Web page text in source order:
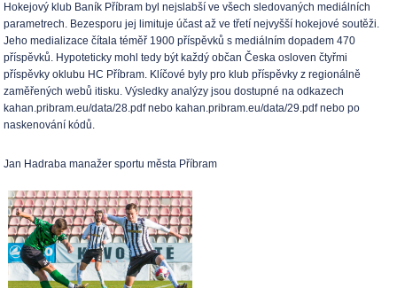
Hokejový klub Baník Příbram byl nejslabší ve všech sledovaných mediálních
parametrech. Bezesporu jej limituje účast až ve třetí nejvyšší hokejové soutěži.
Jeho medializace čítala téměř 1900 příspěvků s mediálním dopadem 470
příspěvků. Hypoteticky mohl tedy být každý občan Česka osloven čtyřmi
příspěvky oklubu HC Příbram. Klíčové byly pro klub příspěvky z regionálně
zaměřených webů itisku. Výsledky analýzy jsou dostupné na odkazech
kahan.pribram.eu/data/28.pdf nebo kahan.pribram.eu/data/29.pdf nebo po
naskenování kódů.
Jan Hadraba manažer sportu města Příbram